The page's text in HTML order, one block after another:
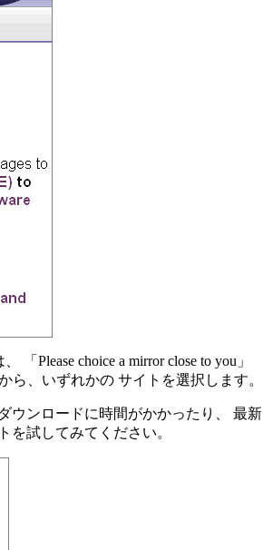
Please choice a mirror close to you」
ら、いずれかの サイトを選択します。
ウンロードに時間がかかったり、 最新
試してみてください。